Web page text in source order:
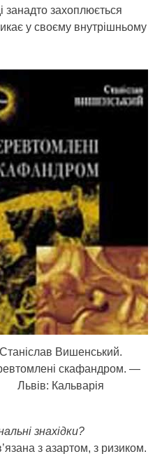
занадто захоплюється
у своєму внутрішньому
Станіслав Вишенський.
скафандром. —
Львів: Кальварія
знахідки?
з азартом, з ризиком.